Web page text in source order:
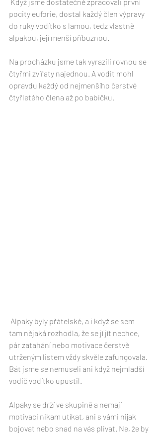
pocity euforie, dostal každý člen výpravy
do ruky vodítko s lamou, tedz vlastně
alpakou, její menší příbuznou.
Na procházku jsme tak vyrazili rovnou se
čtyřmi zvířaty najednou. A vodit mohl
opravdu každý od nejmenšího čerstvé
čtyřletého člena až po babičku.
tam nějaká rozhodla, že se jí jít nechce,
pár zatahání nebo motivace čerstvě
utrženým listem vždy skvěle zafungovala.
Bát jsme se nemuseli ani když nejmladší
vodič vodítko upustil.
Alpaky se drží ve skupině a nemají
motivaci nikam utíkat, ani s vámi nijak
bojovat nebo snad na vás plivat. Ne, že by